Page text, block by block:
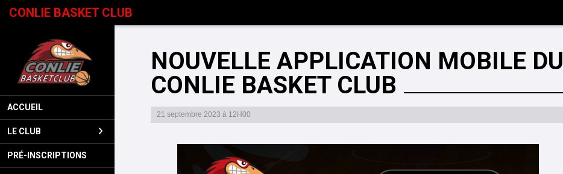
CONLIE BASKET CLUB
ACCUEIL
LE CLUB
PRÉ-INSCRIPTIONS
NOUVELLE APPLICATION MOBILE DU
CONLIE BASKET CLUB
21 septembre 2023 à 12H00
Panneau de gestion des cookies